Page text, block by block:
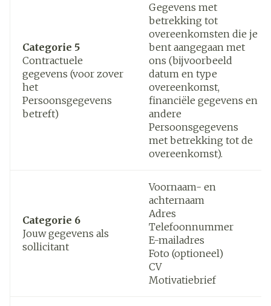
Categorie 5
Contractuele
gegevens (voor zover
het
Persoonsgegevens
betreft)
Gegevens met
betrekking tot
overeenkomsten die je
bent aangegaan met
ons (bijvoorbeeld
datum en type
overeenkomst,
financiële gegevens en
andere
Persoonsgegevens
met betrekking tot de
overeenkomst).
Categorie 6
Jouw gegevens als
sollicitant
Voornaam- en
achternaam
Adres
Telefoonnummer
E-mailadres
Foto (optioneel)
CV
Motivatiebrief